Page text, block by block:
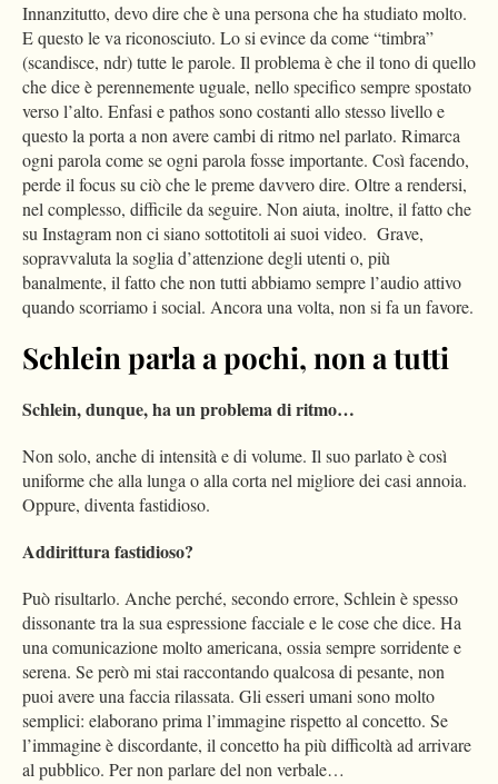
Innanzitutto, devo dire che è una persona che ha studiato molto.
E questo le va riconosciuto. Lo si evince da come “timbra”
(scandisce, ndr) tutte le parole. Il problema è che il tono di quello
che dice è perennemente uguale, nello specifico sempre spostato
verso l’alto. Enfasi e pathos sono costanti allo stesso livello e
questo la porta a non avere cambi di ritmo nel parlato. Rimarca
ogni parola come se ogni parola fosse importante. Così facendo,
perde il focus su ciò che le preme davvero dire. Oltre a rendersi,
nel complesso, difficile da seguire. Non aiuta, inoltre, il fatto che
su Instagram non ci siano sottotitoli ai suoi video. Grave,
sopravvaluta la soglia d’attenzione degli utenti o, più
banalmente, il fatto che non tutti abbiamo sempre l’audio attivo
quando scorriamo i social. Ancora una volta, non si fa un favore.
Schlein parla a pochi, non a tutti
Schlein, dunque, ha un problema di ritmo…
Non solo, anche di intensità e di volume. Il suo parlato è così
uniforme che alla lunga o alla corta nel migliore dei casi annoia.
Oppure, diventa fastidioso.
Addirittura fastidioso?
Può risultarlo. Anche perché, secondo errore, Schlein è spesso
dissonante tra la sua espressione facciale e le cose che dice. Ha
una comunicazione molto americana, ossia sempre sorridente e
serena. Se però mi stai raccontando qualcosa di pesante, non
puoi avere una faccia rilassata. Gli esseri umani sono molto
semplici: elaborano prima l’immagine rispetto al concetto. Se
l’immagine è discordante, il concetto ha più difficoltà ad arrivare
al pubblico. Per non parlare del non verbale…